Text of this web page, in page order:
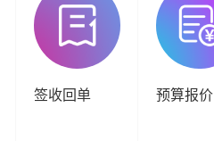
签收回单 预算报价